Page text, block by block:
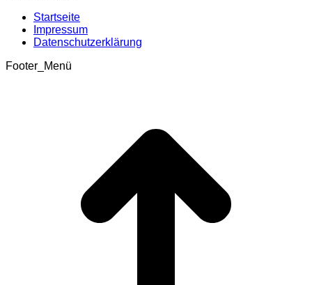
Startseite
Impressum
Datenschutzerklärung
Footer_Menü